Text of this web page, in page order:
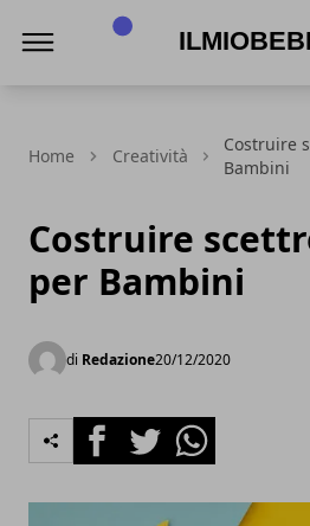
Home Creatività
Costruire
Bambini
Costruire
per Bambini
di Redazione20/12/2020
FacebookTwitterWhatsapp